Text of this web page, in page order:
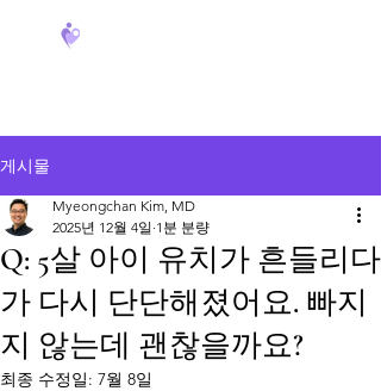
게시물
Q: 5살 아이 유치가 흔들리다
가 다시 단단해졌어요. 빠지
지 않는데 괜찮을까요?
Myeongchan Kim, MD
2025년 12월 4일 1분 분량
최종 수정일: 7월 8일